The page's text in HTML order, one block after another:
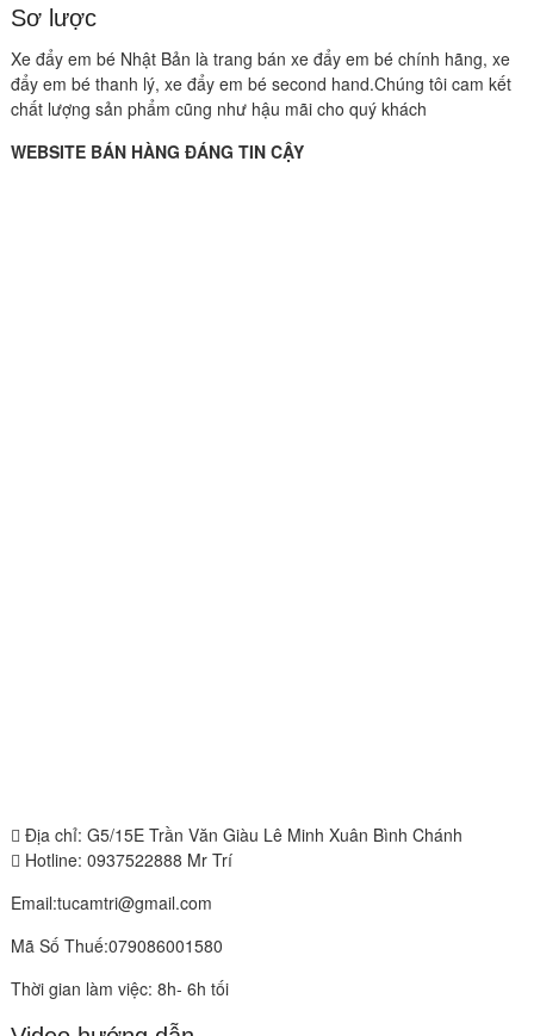
Sơ lược
Xe đẩy em bé Nhật Bản là trang bán xe đẩy em bé chính hãng, xe
đẩy em bé thanh lý, xe đẩy em bé second hand.Chúng tôi cam kết
chất lượng sản phẩm cũng như hậu mãi cho quý khách
WEBSITE BÁN HÀNG ĐÁNG TIN CẬY
Địa chỉ: G5/15E Trần Văn Giàu Lê Minh Xuân Bình Chánh
Hotline: 0937522888 Mr Trí
Email:tucamtri@gmail.com
Mã Số Thuế:079086001580
Thời gian làm việc: 8h- 6h tối